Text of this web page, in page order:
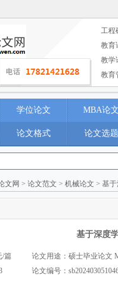
工程
教育
教学
教育
学位论文 MBA论文
论文格式 论文选题
文网 > 论文范文 > 机械论文 > 基
基于深度
/篇 论文用途：硕士毕业论文
论文编号：